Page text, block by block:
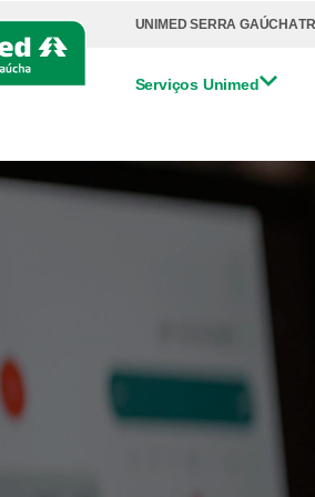
UNIMED SERRA GAÚCHA
Serviços Unimed